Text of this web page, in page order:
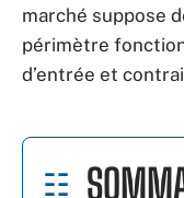
marché suppose
périmètre
d’entrée et